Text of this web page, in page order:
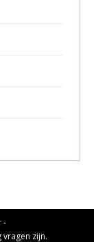
-
zijn.